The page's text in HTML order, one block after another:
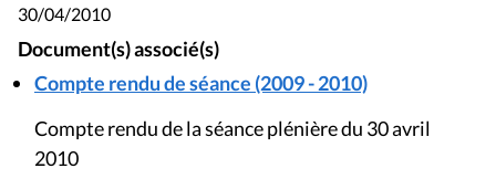
30/04/2010
Document(s) associé(s)
Compte rendu de séance (2009 - 2010)
Compte rendu de la séance plénière du 30 avril
2010